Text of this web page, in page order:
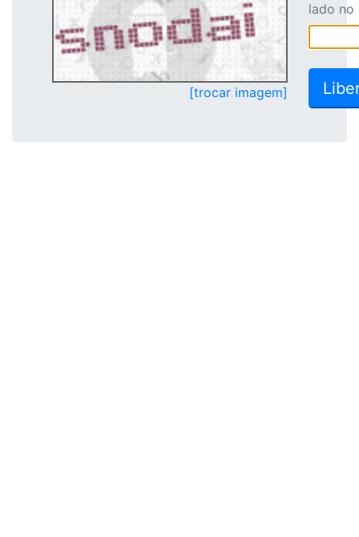
[trocar imagem]
lado no